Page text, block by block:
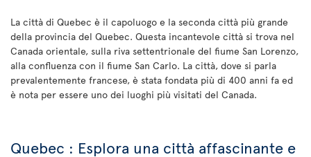
La città di Quebec è il capoluogo e la seconda città più grande
della provincia del Quebec. Questa incantevole città si trova nel
Canada orientale, sulla riva settentrionale del fiume San Lorenzo,
alla confluenza con il fiume San Carlo. La città, dove si parla
prevalentemente francese, è stata fondata più di 400 anni fa ed
è nota per essere uno dei luoghi più visitati del Canada.
Quebec : Esplora una città affascinante e